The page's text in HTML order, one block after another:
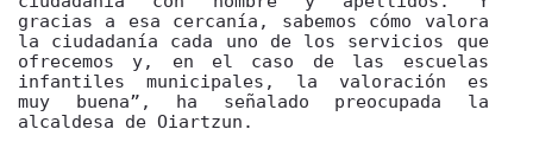
gracias a esa cercanía, sabemos cómo valora
la ciudadanía cada uno de los servicios que
ofrecemos y, en el caso de las escuelas
infantiles municipales, la valoración es
muy buena”, ha señalado preocupada la
alcaldesa de Oiartzun.